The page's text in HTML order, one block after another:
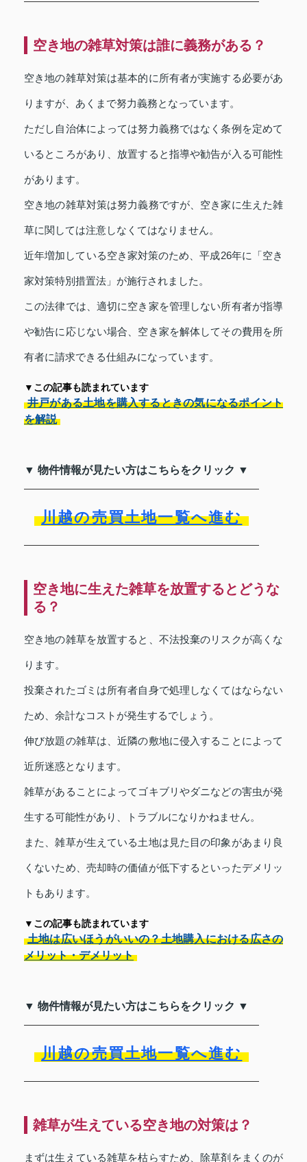
空き地の雑草対策は誰に義務がある？
空き地の雑草対策は基本的に所有者が実施する必要があ
りますが、あくまで努力義務となっています。
ただし自治体によっては努力義務ではなく条例を定めて
いるところがあり、放置すると指導や勧告が入る可能性
があります。
空き地の雑草対策は努力義務ですが、空き家に生えた雑
草に関しては注意しなくてはなりません。
近年増加している空き家対策のため、平成26年に「空き
家対策特別措置法」が施行されました。
この法律では、適切に空き家を管理しない所有者が指導
や勧告に応じない場合、空き家を解体してその費用を所
有者に請求できる仕組みになっています。
▼この記事も読まれています
井戸がある土地を購入するときの気になるポイント
を解説
▼ 物件情報が見たい方はこちらをクリック ▼
川越の売買土地一覧へ進む
空き地に生えた雑草を放置するとどうな
る？
空き地の雑草を放置すると、不法投棄のリスクが高くな
ります。
投棄されたゴミは所有者自身で処理しなくてはならない
ため、余計なコストが発生するでしょう。
伸び放題の雑草は、近隣の敷地に侵入することによって
近所迷惑となります。
雑草があることによってゴキブリやダニなどの害虫が発
生する可能性があり、トラブルになりかねません。
また、雑草が生えている土地は見た目の印象があまり良
くないため、売却時の価値が低下するといったデメリッ
トもあります。
▼この記事も読まれています
土地は広いほうがいいの？土地購入における広さの
メリット・デメリット
▼ 物件情報が見たい方はこちらをクリック ▼
川越の売買土地一覧へ進む
雑草が生えている空き地の対策は？
まずは生えている雑草を枯らすため、除草剤をまくのが